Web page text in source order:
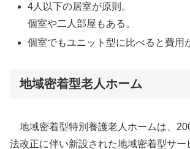
4人以下の居室が原則。
個室や二人部屋もある。
個室でもユニット型に比べると費用
地域密着型老人ホーム
地域密着型特別養護老人ホームは、
法改正に伴い新設された地域密着型サー